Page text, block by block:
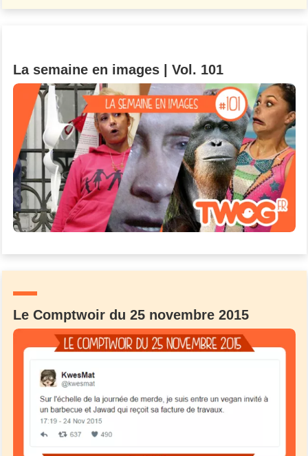
La semaine en images | Vol. 101
Le Comptwoir du 25 novembre 2015